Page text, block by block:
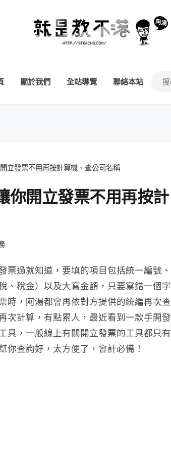
關於我們 全站導覽 聯絡本站
立發票不用再按計算機、查公司名稱
你開立發票不用再按計
票過就知道，要填的項目包括統一編號、
、稅金）以及大寫金額，只要寫錯一個字
時，阿湯都會再依對方提供的統編再次查
次計算，有點累人，最近看到一款手開發
具，一般線上有關開立發票的工具都只有
你查詢好，太方便了，會計必備！